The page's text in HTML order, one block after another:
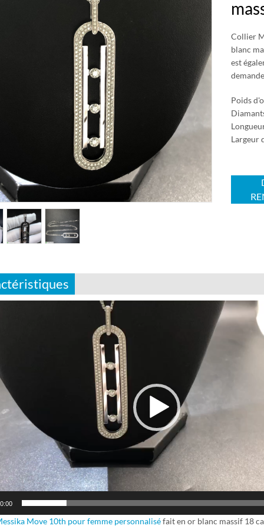
Collier
blanc
est
Poids
Largeur
Move 10th pour femme personnaliséfait en or blanc massif 18